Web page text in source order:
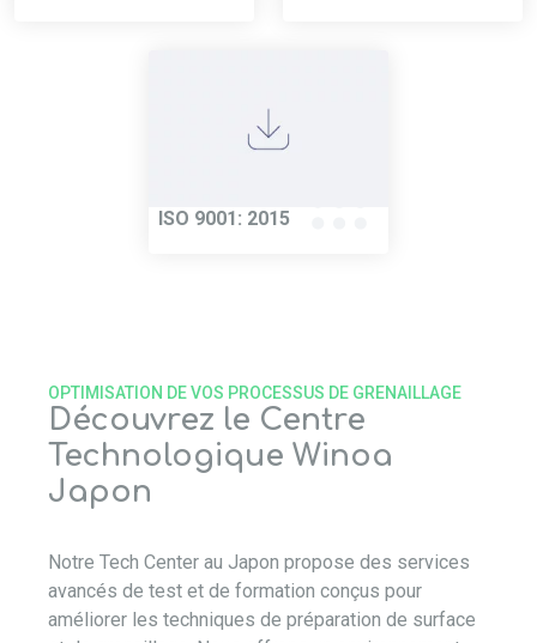
ISO 9001: 2015
Découvrez le Centre
Technologique Winoa
Japon
OPTIMISATION DE VOS PROCESSUS DE GRENAILLAGE
Notre Tech Center au Japon propose des services
avancés de test et de formation conçus pour
améliorer les techniques de préparation de surface